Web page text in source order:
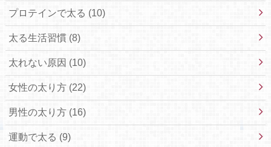
プロテインで太る (10)
太る生活習慣 (8)
太れない原因 (10)
女性の太り方 (22)
男性の太り方 (16)
運動で太る (9)